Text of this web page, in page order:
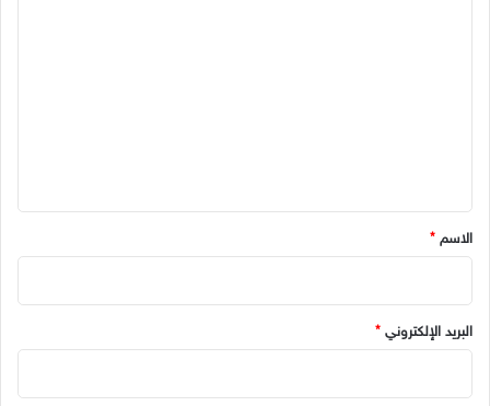
*
الاسم *
البريد الإلكتروني *